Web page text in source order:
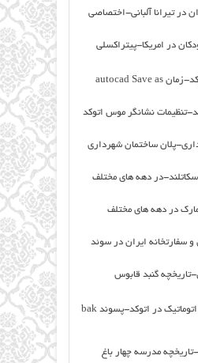
در تیرانا آلبانی-اختصاصی
در امریکا-پیتراکسلی
تنظیمات نشانگر موس اتوکد
پلان ساختمان شهرداری
در دهه های مختلف
در دهه های مختلف
و سفارتخانه ایران در سوئد
تاریخچه گنبد قابوس
فعال یا غیر فعال کردن ذخیره اتوماتیک در اتوکد-پسوند bak
مدرسه چهار باغ